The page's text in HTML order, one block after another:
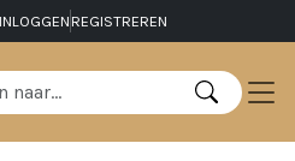
INLOGGEN REGISTREREN